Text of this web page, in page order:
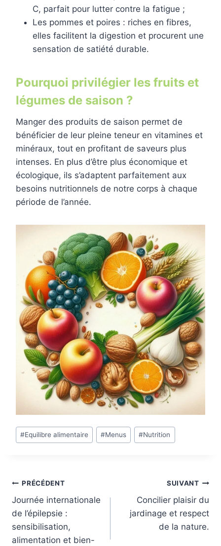
C, parfait pour lutter contre la fatigue ;
Les pommes et poires : riches en fibres,
elles facilitent la digestion et procurent une
sensation de satiété durable.
Pourquoi privilégier les fruits et
légumes de saison ?
Manger des produits de saison permet de
bénéficier de leur pleine teneur en vitamines et
minéraux, tout en profitant de saveurs plus
intenses. En plus d’être plus économique et
écologique, ils s’adaptent parfaitement aux
besoins nutritionnels de notre corps à chaque
période de l’année.
Étiquettes
de
#Equilibre alimentaire #Menus #Nutrition
Navigation
de
l’article
PRÉCÉDENT
Journée internationale
de l’épilepsie :
sensibilisation,
alimentation et bien-
SUIVANT
Concilier plaisir du
jardinage et respect
de la nature.